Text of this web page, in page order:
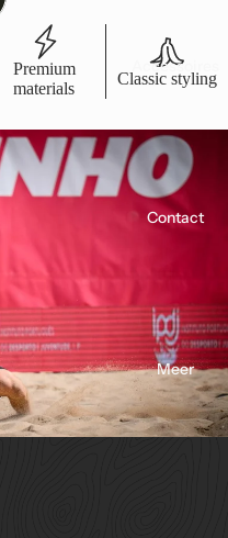
Accessoires
Contact
Meer
Premium
materials
Classic styling